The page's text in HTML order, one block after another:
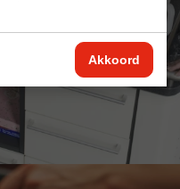
Akkoord